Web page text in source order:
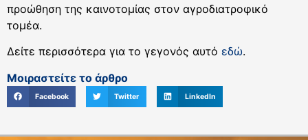
προώθηση της καινοτομίας στον αγροδιατροφικό
τομέα.
Δείτε περισσότερα για το γεγονός αυτό εδώ.
Μοιραστείτε το άρθρο
Facebook Twitter LinkedIn